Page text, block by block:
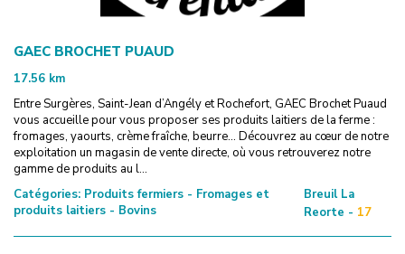
GAEC BROCHET PUAUD
17.56 km
Entre Surgères, Saint-Jean d’Angély et Rochefort, GAEC Brochet Puaud
vous accueille pour vous proposer ses produits laitiers de la ferme :
fromages, yaourts, crème fraîche, beurre… Découvrez au cœur de notre
exploitation un magasin de vente directe, où vous retrouverez notre
gamme de produits au l...
Catégories: Produits fermiers - Fromages et
produits laitiers - Bovins
Breuil La
Reorte - 17